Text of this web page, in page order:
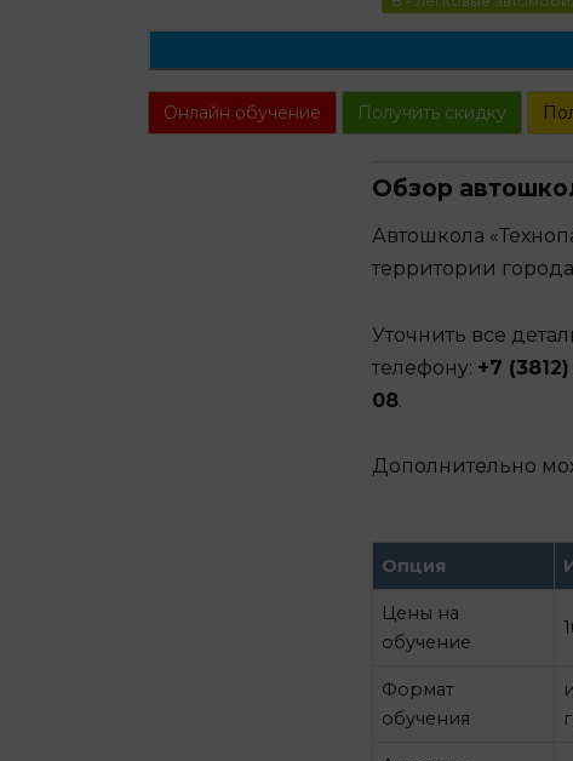
Онлайн обучение Получить скидку
Обзор
Автошкола
территории
Уточнить все
телефону: +7
08.
Дополнительно
Опция
Цены на
обучение
Формат
обучения